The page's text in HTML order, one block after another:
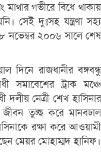
গভীরে বিধে থাকায়
সেই দুঃসহ যন্ত্রণা সহ্য
নভেম্বর ২০০৬ সালে শেষ
রাজধানীর বঙ্গবন্ধু
সমাবেশের ট্রাক মঞ্চে
দলীয় নেত্রী শেখ হাসিনার
তুচ্ছ করে মানবঢাল
রক্ষা করে আওয়ামী
মেয়র মোহাম্মদ হানিফ।